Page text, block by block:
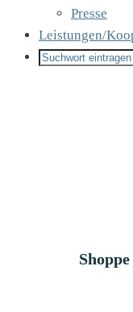
Presse
Leistungen/